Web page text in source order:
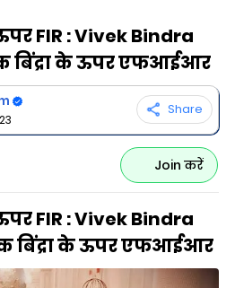
FIR : Vivek Bindra
बिंद्रा के ऊपर एफआईआर
Share
Join करें
FIR : Vivek Bindra
बिंद्रा के ऊपर एफआईआर